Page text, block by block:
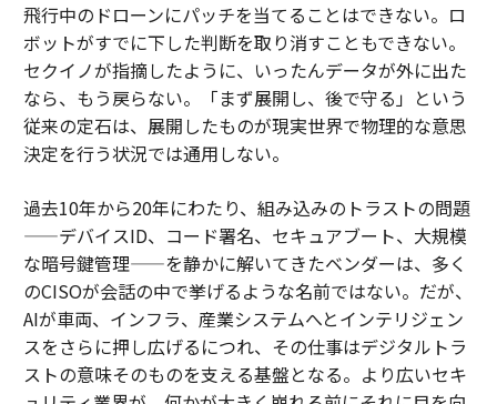
飛行中のドローンにパッチを当てることはできない。ロ
ボットがすでに下した判断を取り消すこともできない。
セクイノが指摘したように、いったんデータが外に出た
なら、もう戻らない。「まず展開し、後で守る」という
従来の定石は、展開したものが現実世界で物理的な意思
決定を行う状況では通用しない。
過去10年から20年にわたり、組み込みのトラストの問題
——デバイスID、コード署名、セキュアブート、大規模
な暗号鍵管理——を静かに解いてきたベンダーは、多く
のCISOが会話の中で挙げるような名前ではない。だが、
AIが車両、インフラ、産業システムへとインテリジェン
スをさらに押し広げるにつれ、その仕事はデジタルトラ
ストの意味そのものを支える基盤となる。より広いセキ